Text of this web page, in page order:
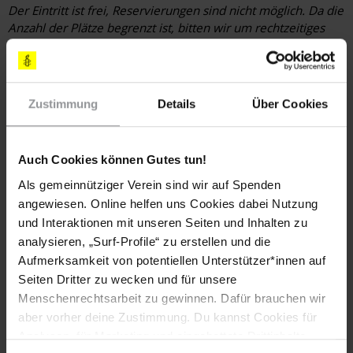
Zustimmung Details Über Cookies
Auch Cookies können Gutes tun!
Als gemeinnütziger Verein sind wir auf Spenden
angewiesen. Online helfen uns Cookies dabei Nutzung
und Interaktionen mit unseren Seiten und Inhalten zu
analysieren, „Surf-Profile“ zu erstellen und die
Aufmerksamkeit von potentiellen Unterstützer*innen auf
Seiten Dritter zu wecken und für unsere
Menschenrechtsarbeit zu gewinnen. Dafür brauchen wir
aber vorher deine Zustimmung. Du kannst Cookies für
Analysen, für Marketing und eingebettete Drittinhalte
Der Eintritt ist frei, Reservierungen sind nicht möglich. Da die
Anzahl der Plätze begrenzt ist, bitten wir um rechtzeitiges
Erscheinen.
Hier finden Sie die Trailer der Filme
Teile diesen Beitrag
Bleib informiert